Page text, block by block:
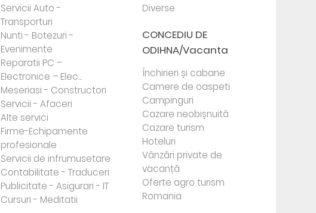
Servicii Auto -
Transporturi
Nunti - Botezuri -
Evenimente
Reparatii PC –
Electronice – Elec...
Meseriasi - Constructori
Servicii - Afaceri
Alte servici
Firme-Echipamente
profesionale
Servicii de infrumusetare
Contabilitate - Traduceri
Publicitate - Asigurari - IT
Cursuri - Meditatii
Diverse
CONCEDIU DE
ODIHNA/Vacanta
Închirieri și cabane
Camere de oaspeti
Campinguri
Cazare neobișnuită
Cazare turism
Hoteluri
Vânzări private de
vacanță
Oferte agro turism
Romania